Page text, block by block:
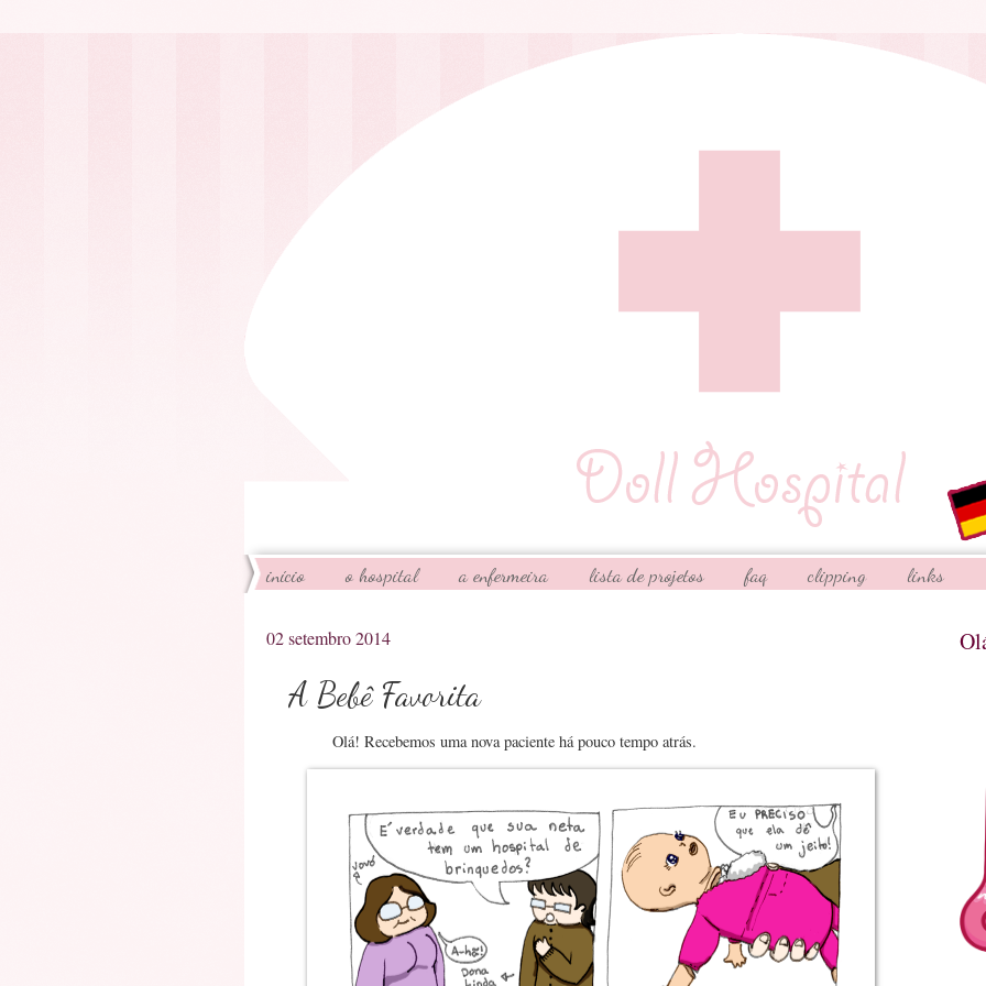
início o hospital a enfermeira lista de projetos faq clipping links
02 setembro 2014
A Bebê Favorita
Olá! Recebemos uma nova paciente há pouco tempo atrás.